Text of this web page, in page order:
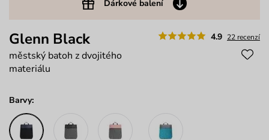
Dárkové balení
4.9 22 recenzí
Glenn Black
městský batoh z dvojitého
materiálu
Barvy: